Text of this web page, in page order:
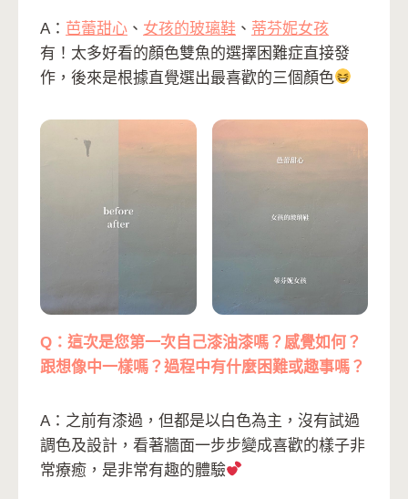
A： 芭蕾甜心 、 女孩的玻璃鞋 、 蒂芬妮女孩
有！太多好看的顏色雙魚的選擇困難症直接發
作，後來是根據直覺選出最喜歡的三個顏色
Q：這次是您第一次自己漆油漆嗎？感覺如何？
跟想像中一樣嗎？過程中有什麼困難或趣事嗎？
A：之前有漆過，但都是以白色為主，沒有試過
調色及設計，看著牆面一步步變成喜歡的樣子非
常療癒，是非常有趣的體驗